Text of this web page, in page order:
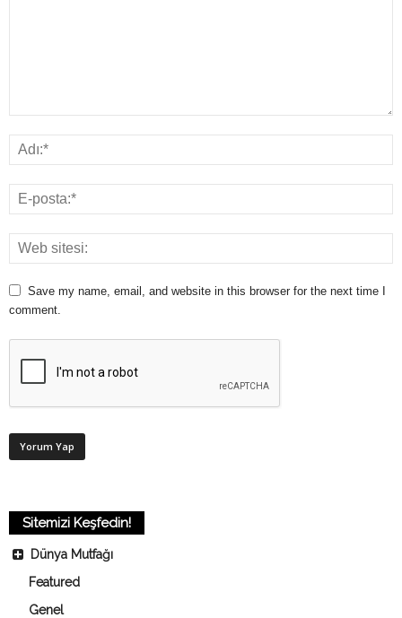
Save my name, email, and website in this browser for the next time I
comment.
Sitemizi Keşfedin!
Dünya Mutfağı
Featured
Genel